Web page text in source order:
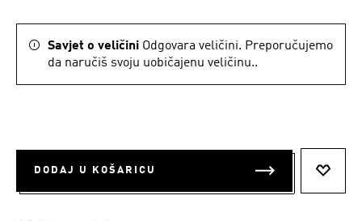
Savjet o veličini Odgovara veličini. Preporučujemo
da naručiš svoju uobičajenu veličinu..
DODAJ U KOŠARICU